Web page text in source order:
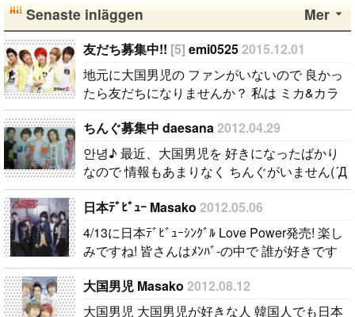
児の ファン
がいないので
良かったら友
だちになりま
せんか？ 私
は ミカ&カラ
ムが好き!! イ
ベント&コン
サートが あ
る時は一緒に
参加しません
か？ 年齢は
関係ないの
で..
Mer
Senaste inläggen
友だち募集中!! [5] emi05252015.12.01
地元に大国男児の ファンがいないので 良かっ
たら友だちになりませんか？ 私は ミカ&カラ
ムが好き!! イベント&コンサートが ある時は一
緒に参加しませんか？ 年齢は関係ないので..
ちんぐ募集中 daesana2012.04.29
안녕♪ 最近、大国男児を 好きになったばかり
なので 情報もあまりなく ちんぐがいません(´Д
⊂ テグペンの方、 ちんぐになってください♡
カラムよりallです(*´∀｀*) mail待って..
日本ﾃﾞﾋﾞｭｰ Masako 2012.05.06
4/13に日本ﾃﾞﾋﾞｭｰｼﾝｸﾞﾙ Love Power発売! 楽し
みですね! 皆さんはﾒﾝﾊﾞ-の中で 誰が好きです
か?? 私はミカです!..
大国男児 Masako 2012.08.12
大国男児 大国男児が好きな人 韓国人でも日本